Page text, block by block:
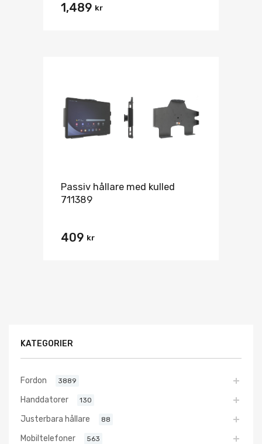
1,489 kr
Passiv hållare med kulled
711389
409 kr
KATEGORIER
Fordon 3889
Handdatorer 130
Justerbara hållare 88
Mobiltelefoner 563